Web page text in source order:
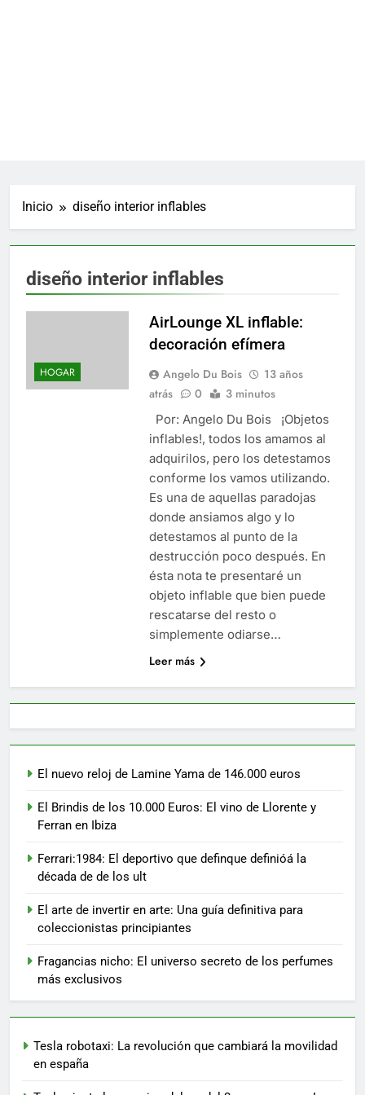
Inicio diseño interior inflables
diseño interior inflables
HOGAR
AirLounge XL inflable:
decoración efímera
Angelo Du Bois
13 años
atrás
0 3 minutos
Por: Angelo Du Bois ¡Objetos
inflables!, todos los amamos al
adquirilos, pero los detestamos
conforme los vamos utilizando.
Es una de aquellas paradojas
donde ansiamos algo y lo
detestamos al punto de la
destrucción poco después. En
ésta nota te presentaré un
objeto inflable que bien puede
rescatarse del resto o
simplemente odiarse…
Leer más
El nuevo reloj de Lamine Yama de 146.000 euros
El Brindis de los 10.000 Euros: El vino de Llorente y
Ferran en Ibiza
Ferrari:1984: El deportivo que definque definióá la
década de de los ult
El arte de invertir en arte: Una guía definitiva para
coleccionistas principiantes
Fragancias nicho: El universo secreto de los perfumes
más exclusivos
Tesla robotaxi: La revolución que cambiará la movilidad
en españa